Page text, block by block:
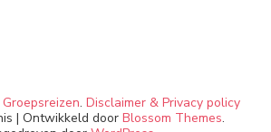
Groepsreizen. Disclaimer & Privacy policy
| Ontwikkeld door Blossom Themes.